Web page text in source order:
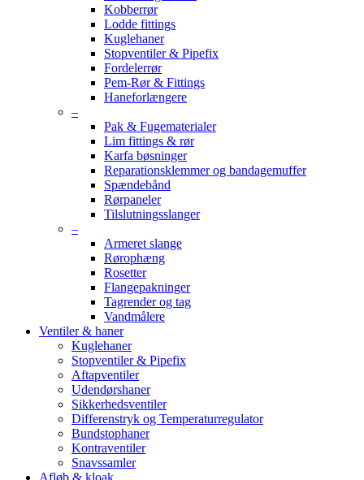
Kobberrør
Lodde fittings
Kuglehaner
Stopventiler & Pipefix
Fordelerrør
Pem-Rør & Fittings
Haneforlængere
–
Pak & Fugematerialer
Lim fittings & rør
Karfa bøsninger
Reparationsklemmer og bandagemuffer
Spændebånd
Rørpaneler
Tilslutningsslanger
–
Armeret slange
Rørophæng
Rosetter
Flangepakninger
Tagrender og tag
Vandmålere
Ventiler & haner
Kuglehaner
Stopventiler & Pipefix
Aftapventiler
Udendørshaner
Sikkerhedsventiler
Differenstryk og Temperaturregulator
Bundstophaner
Kontraventiler
Snavssamler
Afløb & kloak